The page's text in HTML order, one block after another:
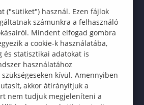
("sütiket") használ. Ezen fájlok
számunkra a felhasználó
Mindent elfogad gombra
a cookie-k használatába,
és statisztikai adatokat is
használatához
kívül. Amennyiben
akkor átirányítjuk a
nem tudjuk megjeleníteni a